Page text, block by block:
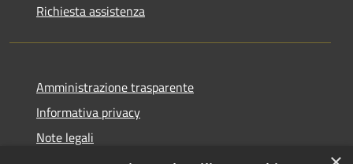
Richiesta assistenza
Amministrazione trasparente
Informativa privacy
Note legali